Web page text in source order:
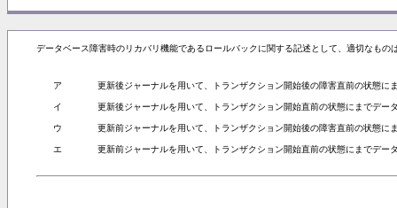
データベース障害時のリカバリ機能であるロールバックに関する記述として、適切なも
ア 更新後ジャーナルを用いて、トランザクション開始後の障害直前の状態に
イ 更新後ジャーナルを用いて、トランザクション開始直前の状態にまでデー
ウ 更新前ジャーナルを用いて、トランザクション開始後の障害直前の状態に
エ 更新前ジャーナルを用いて、トランザクション開始直前の状態にまでデー